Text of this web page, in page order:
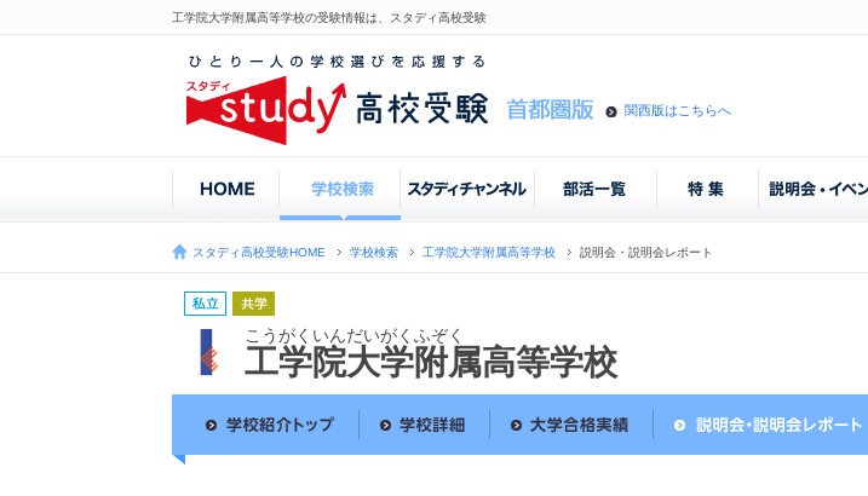
工学院大学附属高等学校の受験情報は、スタディ高校受験
関西版はこちらへ
スタディ高校受験HOME 学校検索 工学院大学附属高等学校 説明会・説明会レポート
こうがくいんだいがくふぞく
工学院大学附属高等学校